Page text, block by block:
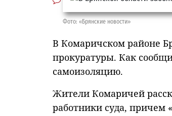
Фото: «Брянские новости»
В Комаричском районе
прокуратуры. Как
самоизоляцию.
Жители Комаричей
работники суда, причем